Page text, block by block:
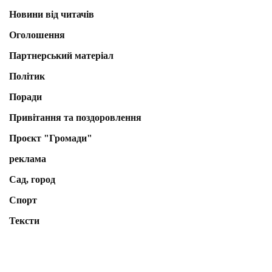
Новини від читачів
Оголошення
Партнерський матеріал
Політик
Поради
Привітання та поздоровлення
Проєкт "Громади"
реклама
Сад, город
Спорт
Тексти